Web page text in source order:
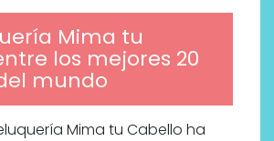
Mima tu
los mejores 20
mundo
Mima tu Cabello ha